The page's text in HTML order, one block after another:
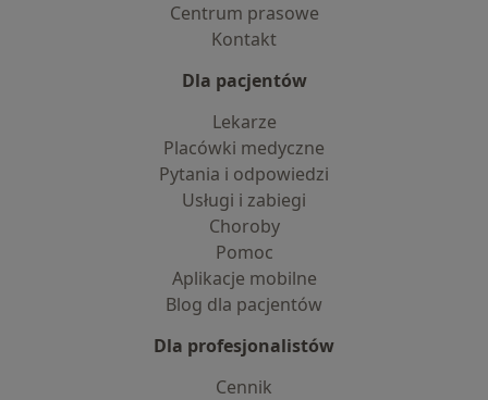
Centrum prasowe
Kontakt
Dla pacjentów
Lekarze
Placówki medyczne
Pytania i odpowiedzi
Usługi i zabiegi
Choroby
Pomoc
Aplikacje mobilne
Blog dla pacjentów
Dla profesjonalistów
Cennik